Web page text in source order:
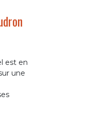
est en
une